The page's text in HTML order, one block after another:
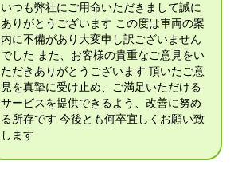
いつも弊社にご用命いただきまして誠に
ありがとうございます この度は車両の案
内に不備があり大変申し訳ございません
でした また、お客様の貴重なご意見をい
ただきありがとうございます 頂いたご意
見を真摯に受け止め、ご満足いただける
サービスを提供できるよう、改善に努め
る所存です 今後とも何卒宜しくお願い致
します